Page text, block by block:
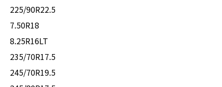
225/90R22.5
7.50R18
8.25R16LT
235/70R17.5
245/70R19.5